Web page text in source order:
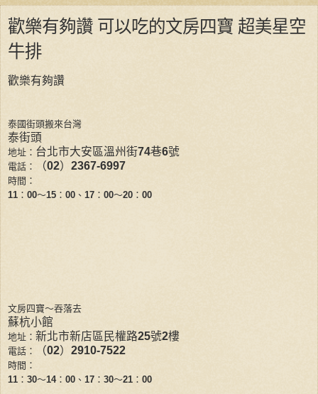
歡樂有夠讚 可以吃的文房四寶 超美星空
牛排
歡樂有夠讚
泰國街頭搬來台灣
泰街頭
地址： 台北市大安區溫州街74巷6號
電話： （02） 2367-6997
時間：
11 ： 00～15 ： 00 、 17 ： 00～20 ： 00
文房四寶～吞落去
蘇杭小館
地址： 新北市新店區民權路25號2樓
電話： （02） 2910-7522
時間：
11 ： 30～14： 00 、 17 ： 30～21 ： 00